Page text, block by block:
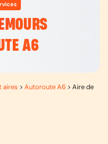
A6
aires > Autoroute A6 > Aire de